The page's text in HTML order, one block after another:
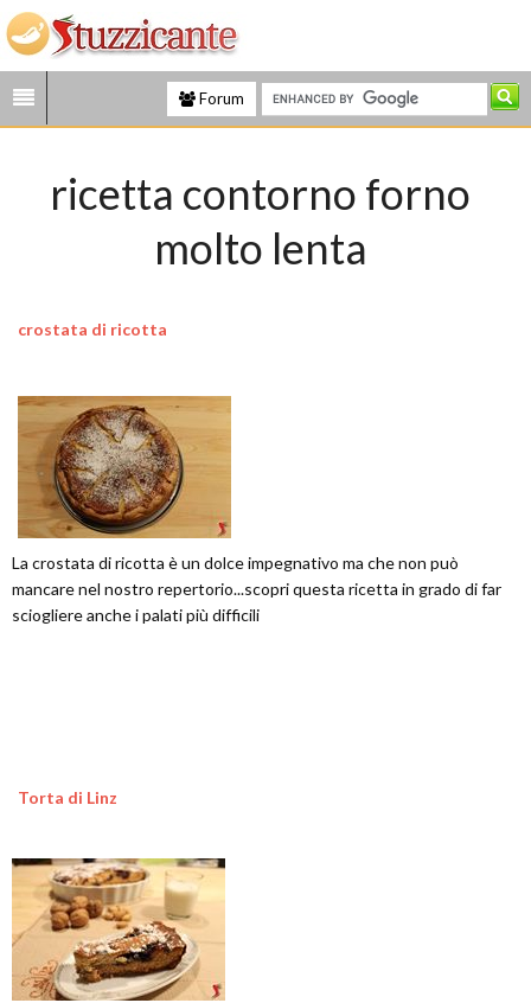
Forum
ricetta contorno forno
molto lenta
crostata di ricotta
La crostata di ricotta è un dolce impegnativo ma che non può
mancare nel nostro repertorio...scopri questa ricetta in grado di far
sciogliere anche i palati più difficili
Torta di Linz